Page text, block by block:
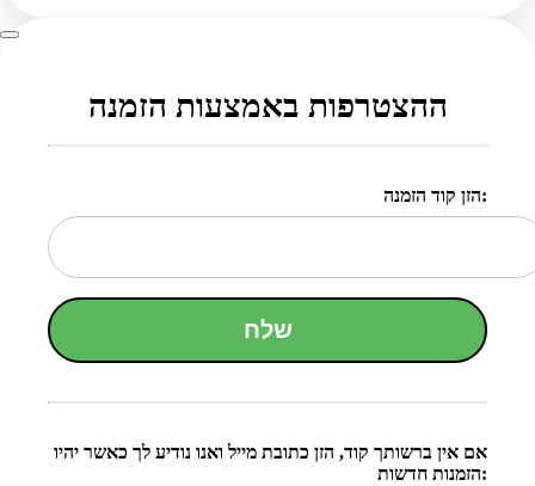
ההצטרפות באמצעות הזמנה
הזן קוד הזמנה:
שלח
אם אין ברשותך קוד, הזן כתובת מייל ואנו נודיע לך כאשר יהיו
הזמנות חדשות: